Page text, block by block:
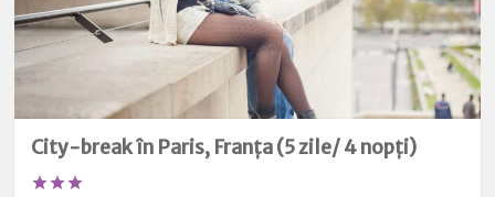
City-break în Paris, Franța (5 zile/ 4 nopți)
